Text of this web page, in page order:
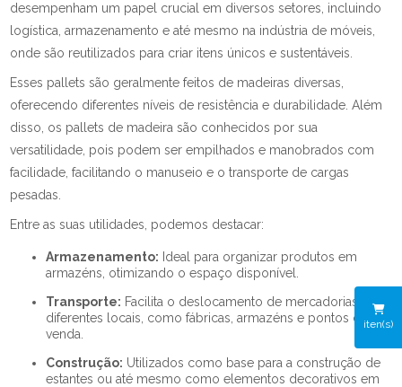
iten(s)
desempenham um papel crucial em diversos setores, incluindo
logística, armazenamento e até mesmo na indústria de móveis,
onde são reutilizados para criar itens únicos e sustentáveis.
Esses pallets são geralmente feitos de madeiras diversas,
oferecendo diferentes níveis de resistência e durabilidade. Além
disso, os pallets de madeira são conhecidos por sua
versatilidade, pois podem ser empilhados e manobrados com
facilidade, facilitando o manuseio e o transporte de cargas
pesadas.
Entre as suas utilidades, podemos destacar:
Armazenamento: Ideal para organizar produtos em
armazéns, otimizando o espaço disponível.
Transporte: Facilita o deslocamento de mercadorias entre
diferentes locais, como fábricas, armazéns e pontos de
venda.
Construção: Utilizados como base para a construção de
estantes ou até mesmo como elementos decorativos em